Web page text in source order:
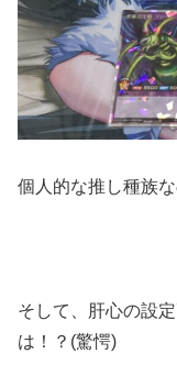
個人的な推し種族
そして、肝心の設
は！？(驚愕)